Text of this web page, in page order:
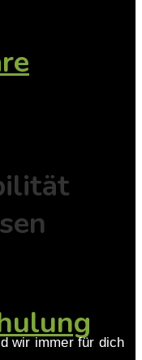
wir immer für dich